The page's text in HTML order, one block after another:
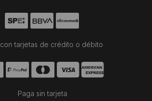
tarjetas de crédito o débito
Paga sin tarjeta